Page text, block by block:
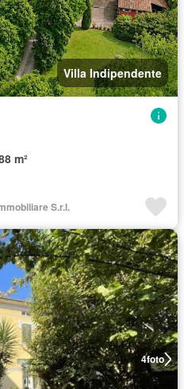
Villa Indipendente
m²
S.r.l.
4foto